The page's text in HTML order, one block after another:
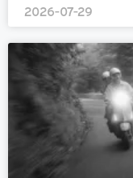
2026-07-29